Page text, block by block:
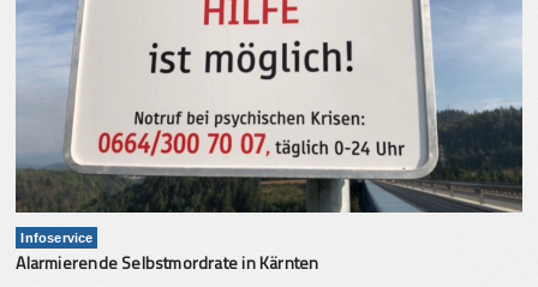
Infoservice
Alarmierende Selbstmordrate in Kärnten